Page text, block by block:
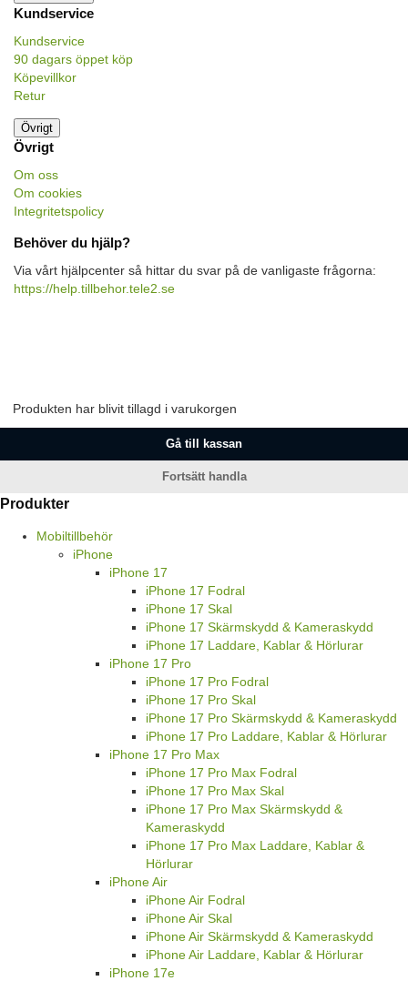
Kundservice
Kundservice
90 dagars öppet köp
Köpevillkor
Retur
Övrigt
Övrigt
Om oss
Om cookies
Integritetspolicy
Behöver du hjälp?
Via vårt hjälpcenter så hittar du svar på de vanligaste frågorna:
https://help.tillbehor.tele2.se
Produkten har blivit tillagd i varukorgen
Gå till kassan
Fortsätt handla
Produkter
Mobiltillbehör
iPhone
iPhone 17
iPhone 17 Fodral
iPhone 17 Skal
iPhone 17 Skärmskydd & Kameraskydd
iPhone 17 Laddare, Kablar & Hörlurar
iPhone 17 Pro
iPhone 17 Pro Fodral
iPhone 17 Pro Skal
iPhone 17 Pro Skärmskydd & Kameraskydd
iPhone 17 Pro Laddare, Kablar & Hörlurar
iPhone 17 Pro Max
iPhone 17 Pro Max Fodral
iPhone 17 Pro Max Skal
iPhone 17 Pro Max Skärmskydd &
Kameraskydd
iPhone 17 Pro Max Laddare, Kablar &
Hörlurar
iPhone Air
iPhone Air Fodral
iPhone Air Skal
iPhone Air Skärmskydd & Kameraskydd
iPhone Air Laddare, Kablar & Hörlurar
iPhone 17e